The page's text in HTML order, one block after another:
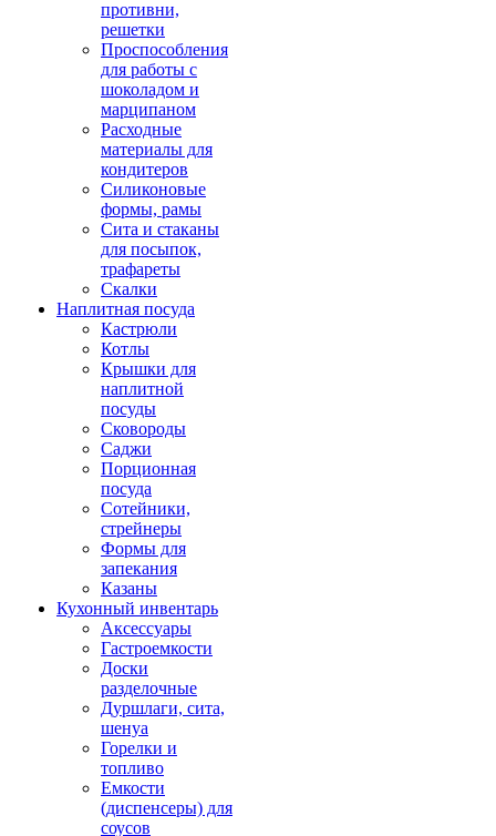
противни,
решетки
Проспособления
для работы с
шоколадом и
марципаном
Расходные
материалы для
кондитеров
Силиконовые
формы, рамы
Сита и стаканы
для посыпок,
трафареты
Скалки
Наплитная посуда
Кастрюли
Котлы
Крышки для
наплитной
посуды
Сковороды
Саджи
Порционная
посуда
Сотейники,
стрейнеры
Формы для
запекания
Казаны
Кухонный инвентарь
Аксессуары
Гастроемкости
Доски
разделочные
Дуршлаги, сита,
шенуа
Горелки и
топливо
Емкости
(диспенсеры) для
соусов